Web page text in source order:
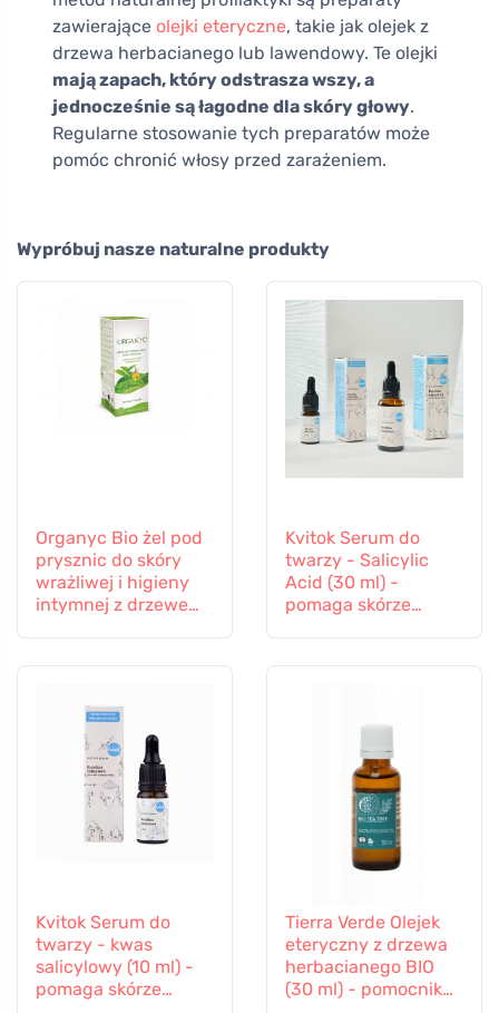
zawierające olejki eteryczne, takie jak olejek z
drzewa herbacianego lub lawendowy. Te olejki
mają zapach, który odstrasza wszy, a
jednocześnie są łagodne dla skóry głowy.
Regularne stosowanie tych preparatów może
pomóc chronić włosy przed zarażeniem.
Wypróbuj nasze naturalne produkty
Organyc Bio żel pod
prysznic do skóry
wrażliwej i higieny
intymnej z drzewem
Kvitok Serum do
twarzy - Salicylic
Acid (30 ml) -
pomaga skórze
Kvitok Serum do
twarzy - kwas
salicylowy (10 ml) -
pomaga skórze
Tierra Verde Olejek
eteryczny z drzewa
herbacianego BIO
(30 ml) - pomocnik